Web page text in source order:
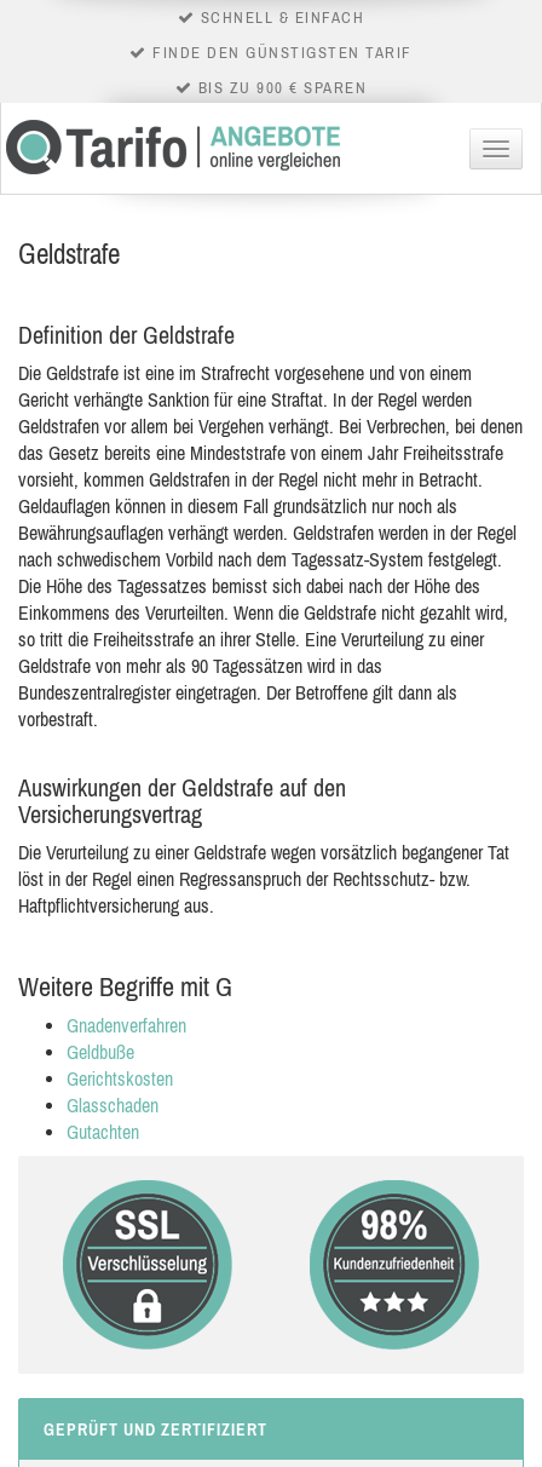
SCHNELL & EINFACH
FINDE DEN GÜNSTIGSTEN TARIF
BIS ZU 900 € SPAREN
Menü
Geldstrafe
Definition der Geldstrafe
Die Geldstrafe ist eine im Strafrecht vorgesehene und von einem
Gericht verhängte Sanktion für eine Straftat. In der Regel werden
Geldstrafen vor allem bei Vergehen verhängt. Bei Verbrechen, bei denen
das Gesetz bereits eine Mindeststrafe von einem Jahr Freiheitsstrafe
vorsieht, kommen Geldstrafen in der Regel nicht mehr in Betracht.
Geldauflagen können in diesem Fall grundsätzlich nur noch als
Bewährungsauflagen verhängt werden. Geldstrafen werden in der Regel
nach schwedischem Vorbild nach dem Tagessatz-System festgelegt.
Die Höhe des Tagessatzes bemisst sich dabei nach der Höhe des
Einkommens des Verurteilten. Wenn die Geldstrafe nicht gezahlt wird,
so tritt die Freiheitsstrafe an ihrer Stelle. Eine Verurteilung zu einer
Geldstrafe von mehr als 90 Tagessätzen wird in das
Bundeszentralregister eingetragen. Der Betroffene gilt dann als
vorbestraft.
Auswirkungen der Geldstrafe auf den
Versicherungsvertrag
Die Verurteilung zu einer Geldstrafe wegen vorsätzlich begangener Tat
löst in der Regel einen Regressanspruch der Rechtsschutz- bzw.
Haftpflichtversicherung aus.
Weitere Begriffe mit G
Gnadenverfahren
Geldbuße
Gerichtskosten
Glasschaden
Gutachten
GEPRÜFT UND ZERTIFIZIERT